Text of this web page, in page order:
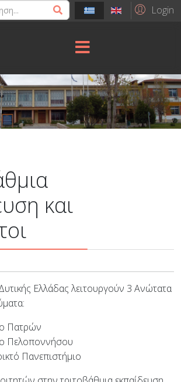
Login
και
Ελλάδας λειτουργούν 3 Ανώτατα
Πατρών
Πελοποννήσου
Πανεπιστήμιο